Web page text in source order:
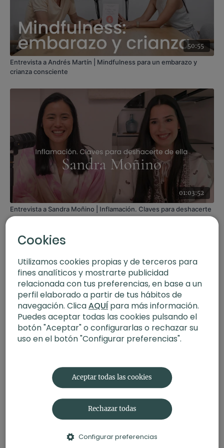
50:55
Entrevista a Andrés Martín | Mindfulness para un embarazo y
crianza consciente
01:03:52
Entrevista a Sandra Moñino | Inflamación. Claves para deshacerte
de ella.
Cookies
Utilizamos cookies propias y de terceros para
fines analíticos y mostrarte publicidad
relacionada con tus preferencias, en base a un
perfil elaborado a partir de tus hábitos de
navegación. ClicaAQUÍpara más información.
Puedes aceptar todas las cookies pulsando el
botón "Aceptar" o configurarlas o rechazar su
uso en el botón "Configurar preferencias".
Aceptar todas las cookies
Rechazar todas
Configurar preferencias